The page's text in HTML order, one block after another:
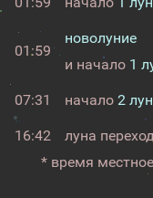
01:59
новолуние
и начало 1
07:31 начало 2
16:42 луна
* время